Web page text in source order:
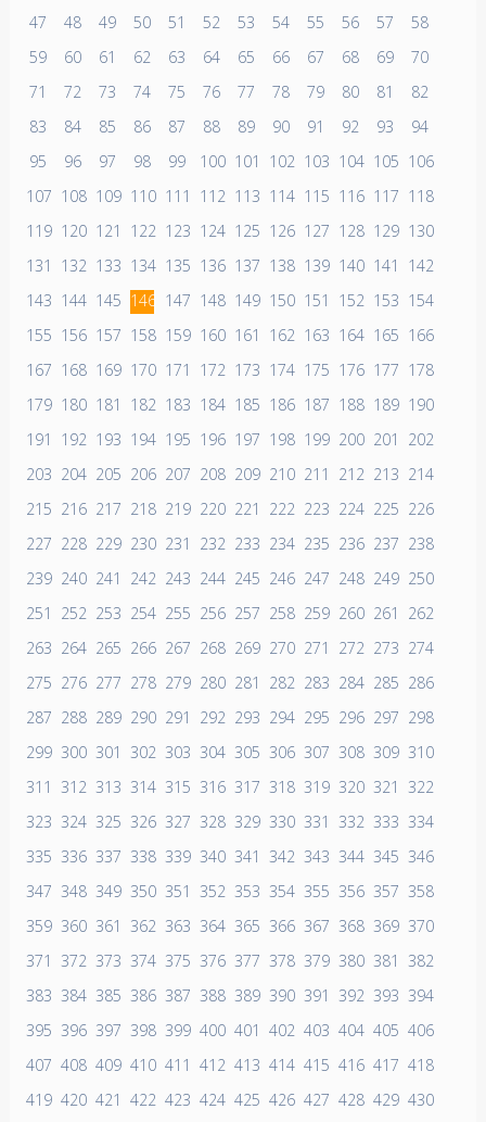
47 48 49 50 51 52 53 54 55 56 57
58
59
60 61 62 63 64 65 66 67 68 69
70
71
72 73 74 75 76 77 78 79 80 81
82
83
84 85 86 87 88 89 90 91 92 93
94
95
96 97 98 99 100 101 102 103 104 105 106
107 108 109 110 111 112 113 114 115 116 117 118
119 120 121 122 123 124 125 126 127 128 129 130
131
132 133 134 135 136 137 138 139 140 141
142
143 144 145 146 147 148 149 150 151 152 153 154
155 156 157 158 159 160 161 162 163 164 165 166
167 168 169 170 171 172 173 174 175 176 177 178
179 180 181 182 183 184 185 186 187 188 189 190
191
192 193 194 195 196 197 198 199 200 201
202
203 204 205 206 207 208 209 210 211 212 213 214
215 216 217 218 219 220 221 222 223 224 225 226
227 228 229 230 231 232 233 234 235 236 237 238
239 240 241 242 243 244 245 246 247 248 249 250
251
252 253 254 255 256 257 258 259 260 261
262
263 264 265 266 267 268 269 270 271 272 273 274
275 276 277 278 279 280 281 282 283 284 285 286
287 288 289 290 291 292 293 294 295 296 297 298
299 300 301 302 303 304 305 306 307 308 309 310
311
312 313 314 315 316 317 318 319 320 321
322
323 324 325 326 327 328 329 330 331 332 333 334
335 336 337 338 339 340 341 342 343 344 345 346
347 348 349 350 351 352 353 354 355 356 357 358
359 360 361 362 363 364 365 366 367 368 369 370
371
372 373 374 375 376 377 378 379 380 381
382
383 384 385 386 387 388 389 390 391 392 393 394
395 396 397 398 399 400 401 402 403 404 405 406
407 408 409 410 411 412 413 414 415 416 417 418
419 420 421 422 423 424 425 426 427 428 429 430